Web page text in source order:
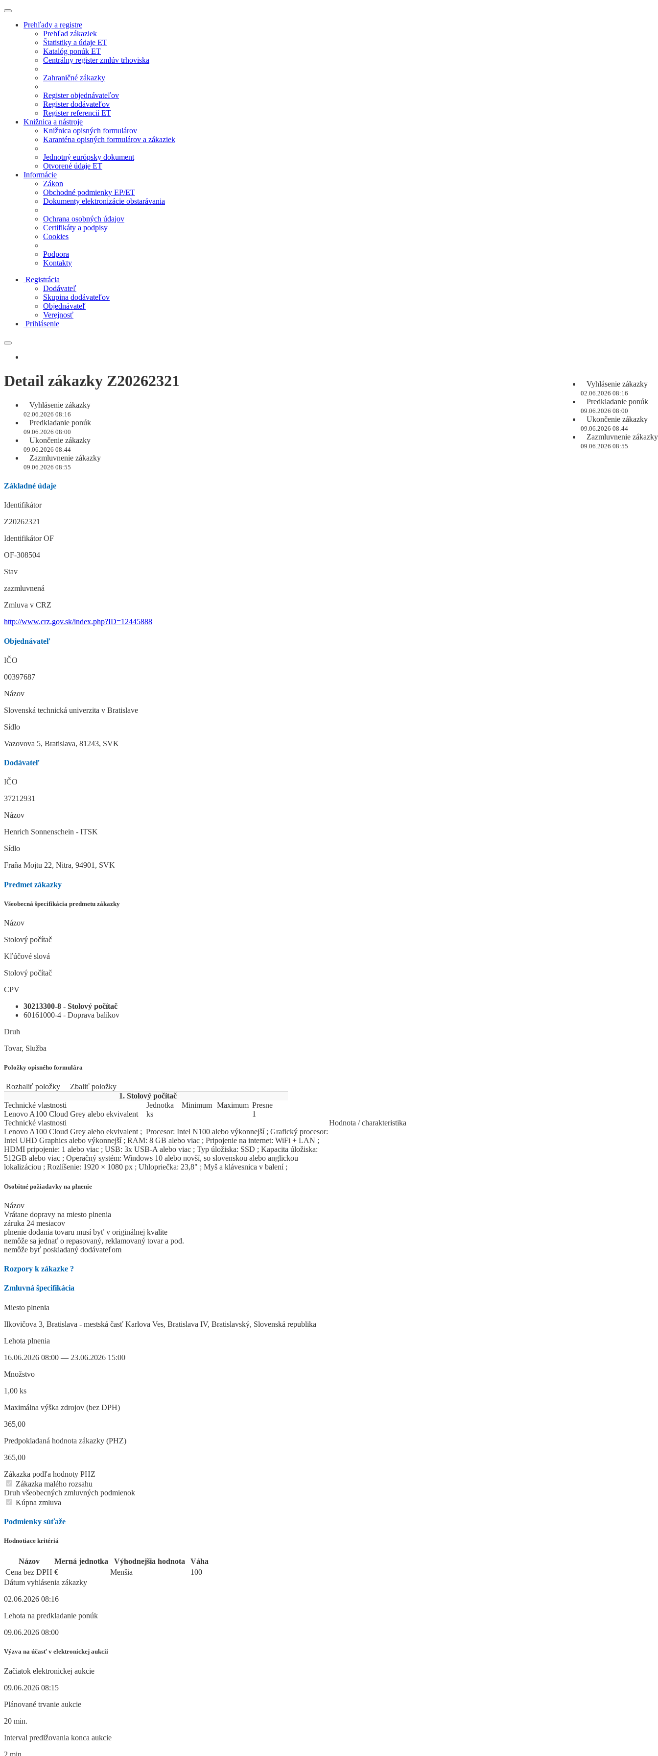
Prehľady a registre
Prehľad zákaziek
Štatistiky a údaje ET
Katalóg ponúk ET
Centrálny register zmlúv trhoviska
Zahraničné zákazky
Register objednávateľov
Register dodávateľov
Register referencií ET
Knižnica a nástroje
Knižnica opisných formulárov
Karanténa opisných formulárov a zákaziek
Jednotný európsky dokument
Otvorené údaje ET
Informácie
Zákon
Obchodné podmienky EP/ET
Dokumenty elektronizácie obstarávania
Ochrana osobných údajov
Certifikáty a podpisy
Cookies
Podpora
Kontakty
Registrácia
Dodávateľ
Skupina dodávateľov
Objednávateľ
Verejnosť
Prihlásenie
Vyhlásenie zákazky
02.06.2026 08:16
Predkladanie ponúk
09.06.2026 08:00
Ukončenie zákazky
09.06.2026 08:44
Zazmluvnenie zákazky
09.06.2026 08:55
Detail zákazky Z20262321
Vyhlásenie zákazky
02.06.2026 08:16
Predkladanie ponúk
09.06.2026 08:00
Ukončenie zákazky
09.06.2026 08:44
Zazmluvnenie zákazky
09.06.2026 08:55
Základné údaje
Identifikátor
Z20262321
Identifikátor OF
OF-308504
Stav
zazmluvnená
Zmluva v CRZ
http://www.crz.gov.sk/index.php?ID=12445888
Objednávateľ
IČO
00397687
Názov
Slovenská technická univerzita v Bratislave
Sídlo
Vazovova 5, Bratislava, 81243, SVK
Dodávateľ
IČO
37212931
Názov
Henrich Sonnenschein - ITSK
Sídlo
Fraňa Mojtu 22, Nitra, 94901, SVK
Predmet zákazky
Všeobecná špecifikácia predmetu zákazky
Názov
Stolový počítač
Kľúčové slová
Stolový počítač
CPV
30213300-8 - Stolový počítač
60161000-4 - Doprava balíkov
Druh
Tovar, Služba
Položky opisného formulára
Rozbaliť položky
Zbaliť položky
1. Stolový počítač
Technické vlastnosti
Jed­not­ka Mi­ni­mum Ma­xi­mum Pres­ne
Lenovo A100 Cloud Grey alebo ekvivalent
ks
1
Technické vlastnosti
Hodnota / charakteristika
Lenovo A100 Cloud Grey alebo ekvivalent ; Procesor: Intel N100 alebo výkonnejší ; Grafický procesor:
Intel UHD Graphics alebo výkonnejší ; RAM: 8 GB alebo viac ; Pripojenie na internet: WiFi + LAN ;
HDMI pripojenie: 1 alebo viac ; USB: 3x USB-A alebo viac ; Typ úložiska: SSD ; Kapacita úložiska:
512GB alebo viac ; Operačný systém: Windows 10 alebo novší, so slovenskou alebo anglickou
lokalizáciou ; Rozlíšenie: 1920 × 1080 px ; Uhlopriečka: 23,8" ; Myš a klávesnica v balení ;
Osobitné požiadavky na plnenie
Názov
Vrátane dopravy na miesto plnenia
záruka 24 mesiacov
plnenie dodania tovaru musí byť v originálnej kvalite
nemôže sa jednať o repasovaný, reklamovaný tovar a pod.
nemôže byť poskladaný dodávateľom
Rozpory k zákazke ?
Zmluvná špecifikácia
Miesto plnenia
Ilkovičova 3, Bratislava - mestská časť Karlova Ves, Bratislava IV, Bratislavský, Slovenská republika
Lehota plnenia
16.06.2026 08:00 — 23.06.2026 15:00
Množstvo
1,00 ks
Maximálna výška zdrojov (bez DPH)
365,00
Predpokladaná hodnota zákazky (PHZ)
365,00
Zákazka podľa hodnoty PHZ
Zákazka malého rozsahu
Druh všeobecných zmluvných podmienok
Kúpna zmluva
Podmienky súťaže
Hodnotiace kritériá
Názov Merná jednotka Výhodnejšia hodnota
Váha
Cena bez DPH € Menšia
100
Dátum vyhlásenia zákazky
02.06.2026 08:16
Lehota na predkladanie ponúk
09.06.2026 08:00
Výzva na účasť v elektronickej aukcii
Začiatok elektronickej aukcie
09.06.2026 08:15
Plánované trvanie aukcie
20 min.
Interval predlžovania konca aukcie
2 min.